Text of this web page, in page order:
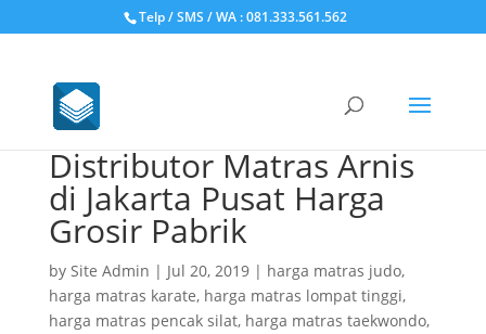
Telp / SMS / WA : 081.333.561.562
Distributor Matras Arnis
di Jakarta Pusat Harga
Grosir Pabrik
by Site Admin | Jul 20, 2019| harga matras judo,
harga matras karate, harga matras lompat tinggi,
harga matras pencak silat, harga matras taekwondo,